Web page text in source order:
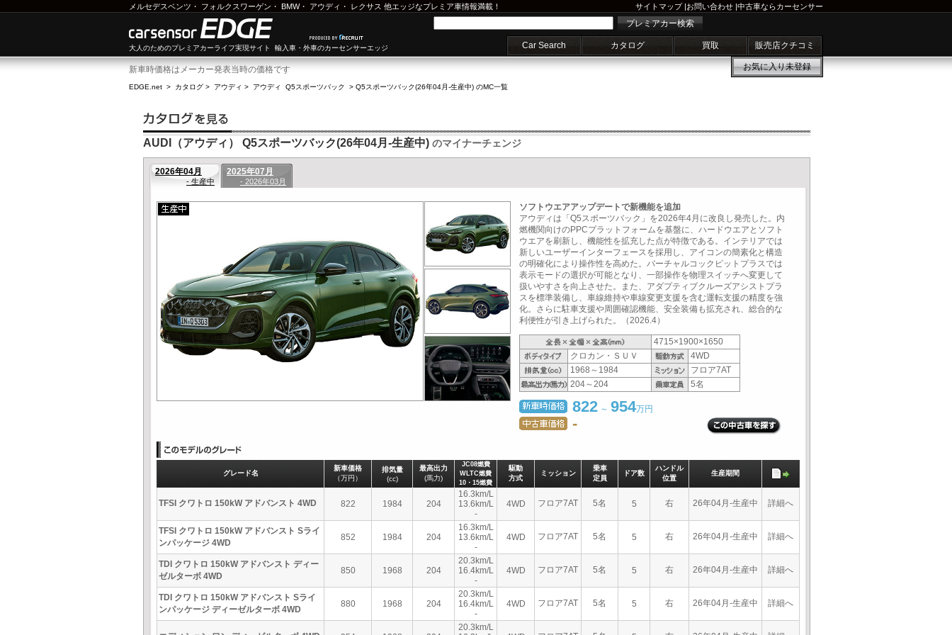
メルセデスベンツ ・ フォルクスワーゲン ・ BMW・ アウディ ・ レクサス 他エッジなプレミア車情報満載！ サイトマップ|お問い合わせ |中古車ならカーセンサー
大人のためのプレミアカーライフ実現サイト 輸入車・外車のカーセンサーエッジ
プレミアカー検索
Car Search カタログ 買取 販売店クチコミ
お気に入り未登録
新車時価格はメーカー発表当時の価格です
EDGE.net > カタログ > アウディ > アウディ Q5スポーツバック > Q5スポーツバック(26年04月-生産中) のMC一覧
AUDI（アウディ） Q5スポーツバック(26年04月-生産中) のマイナーチェンジ
2026年04月
- 生産中
2025年07月
- 2026年03月
ソフトウエアアップデートで新機能を追加
アウディは「Q5スポーツバック」を2026年4月に改良し発売した。内
燃機関向けのPPCプラットフォームを基盤に、ハードウエアとソフト
ウエアを刷新し、機能性を拡充した点が特徴である。インテリアでは
新しいユーザーインターフェースを採用し、アイコンの簡素化と構造
の明確化により操作性を高めた。バーチャルコックピットプラスでは
表示モードの選択が可能となり、一部操作を物理スイッチへ変更して
扱いやすさを向上させた。また、アダプティブクルーズアシストプラ
スを標準装備し、車線維持や車線変更支援を含む運転支援の精度を強
化。さらに駐車支援や周囲確認機能、安全装備も拡充され、総合的な
利便性が引き上げられた。（2026.4）
4715×1900×1650
クロカン・ＳＵＶ
4WD
1968～1984
フロア7AT
204～204
5名
822 ～ 954万円
-
グレード名
新車価格
（万円）
排気量
(cc)
最高出力
(馬力)
JC08燃費
WLTC燃費
10・15燃費
駆動
方式
ミッション
乗車
定員
ドア数
ハンドル
位置
生産期間
TFSI クワトロ 150kW アドバンスト 4WD 822 1984 204
16.3km/L
13.6km/L
-
4WD フロア7AT 5名 5 右 26年04月-生産中 詳細へ
TFSI クワトロ 150kW アドバンスト Sライ
ンパッケージ 4WD
852 1984 204
16.3km/L
13.6km/L
-
4WD フロア7AT 5名 5 右 26年04月-生産中 詳細へ
TDI クワトロ 150kW アドバンスト ディー
ゼルターボ 4WD
850 1968 204
20.3km/L
16.4km/L
-
4WD フロア7AT 5名 5 右 26年04月-生産中 詳細へ
TDI クワトロ 150kW アドバンスト Sライ
ンパッケージ ディーゼルターボ 4WD
880 1968 204
20.3km/L
16.4km/L
-
4WD フロア7AT 5名 5 右 26年04月-生産中 詳細へ
20.3km/L